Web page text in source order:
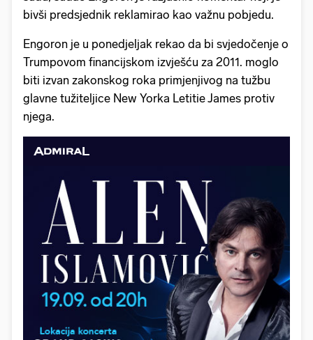
bivši predsjednik reklamirao kao važnu pobjedu.
Engoron je u ponedjeljak rekao da bi svjedočenje o
Trumpovom financijskom izvješću za 2011. moglo
biti izvan zakonskog roka primjenjivog na tužbu
glavne tužiteljice New Yorka Letitie James protiv
njega.